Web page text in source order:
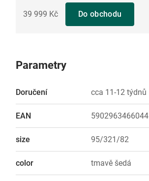
39 999 Kč Do obchodu
Parametry
Doručení cca 11-12 týdnů
EAN 5902963466044
size 95/321/82
color tmavě šedá